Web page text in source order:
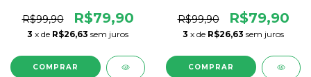
R$99,90 R$79,90
3 x de R$26,63 sem juros
R$99,90 R$79,90
3 x de R$26,63 sem juros